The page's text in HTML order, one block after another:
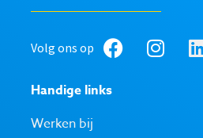
Volg ons op
Handige links
Werken bij